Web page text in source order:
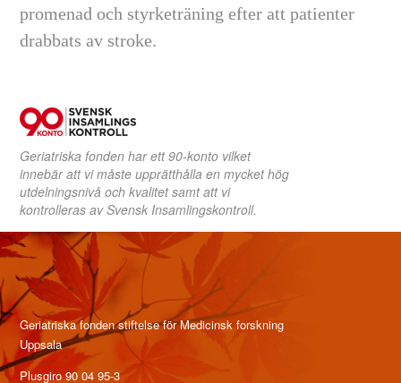
promenad och styrketräning efter att patienter
drabbats av stroke.
Geriatriska fonden har ett 90-konto vilket
innebär att vi måste upprätthålla en mycket hög
utdelningsnivå och kvalitet samt att vi
kontrolleras av Svensk Insamlingskontroll.
Geriatriska fonden stiftelse för Medicinsk forskning
Uppsala
Plusgiro 90 04 95-3